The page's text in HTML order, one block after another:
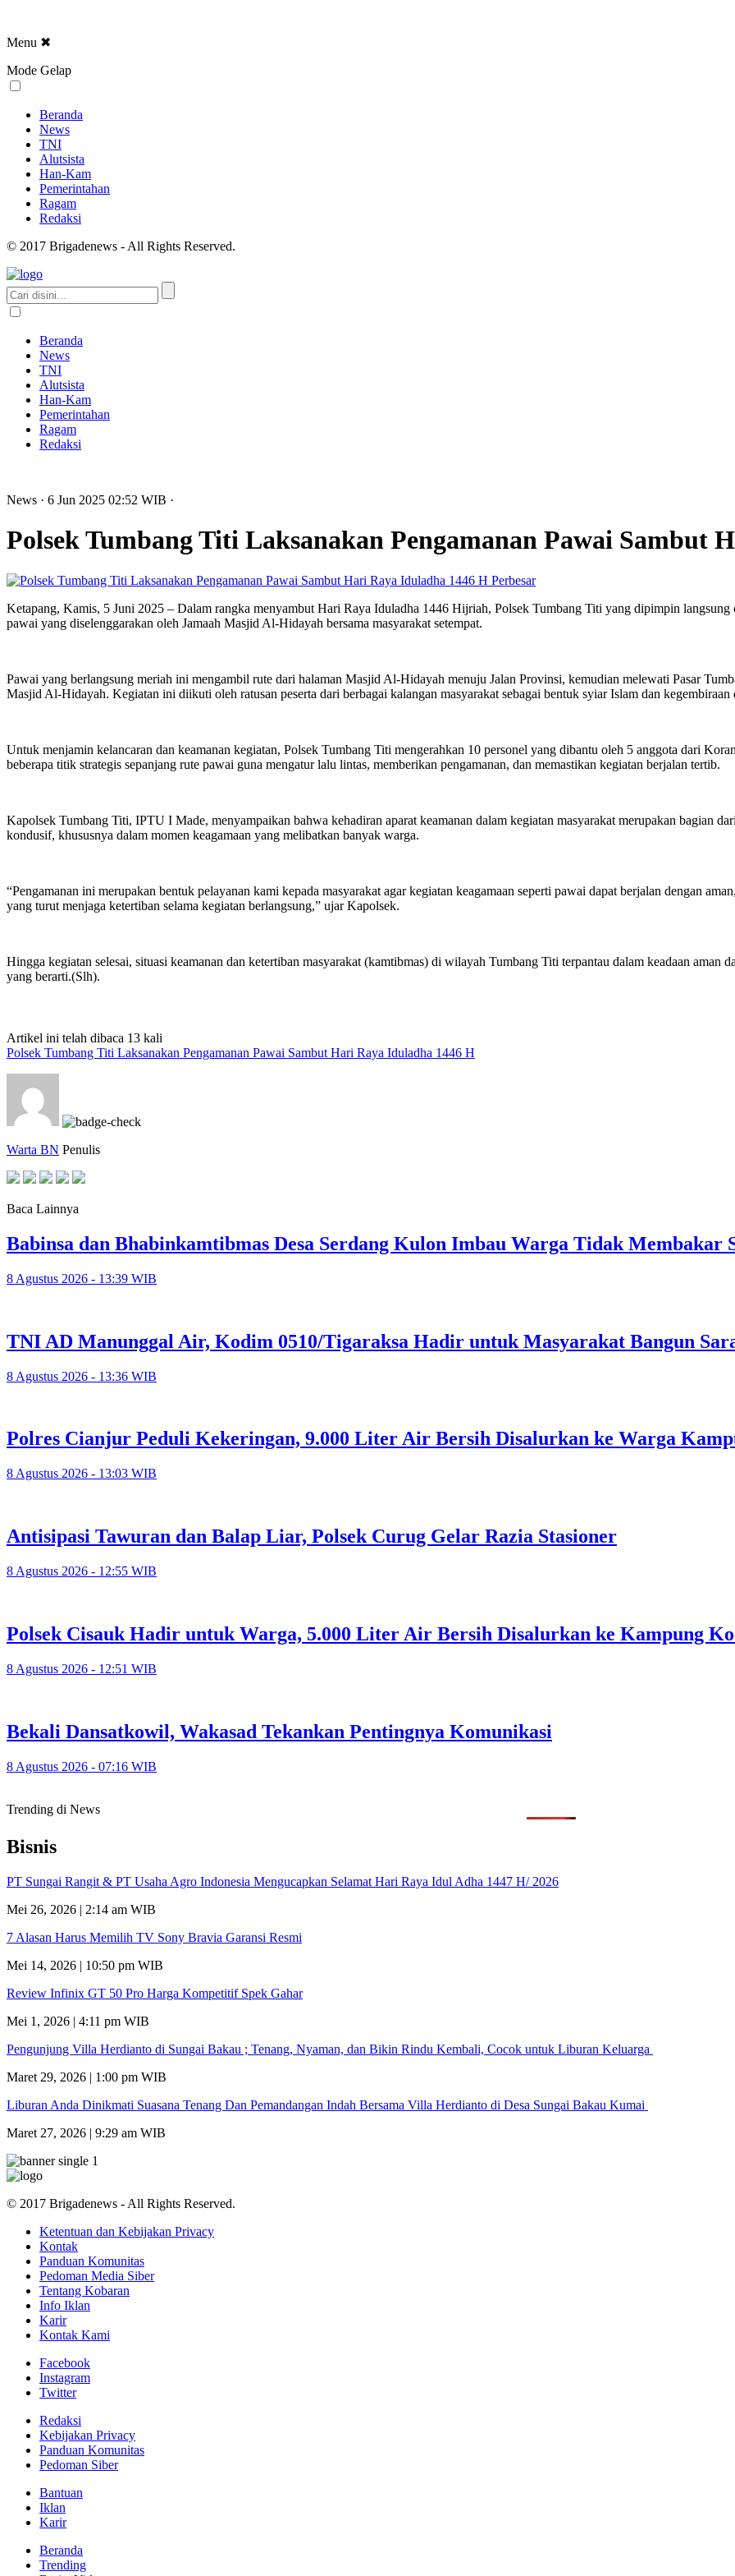
Menu ✖
Mode Gelap
Beranda
News
TNI
Alutsista
Han-Kam
Pemerintahan
Ragam
Redaksi
© 2017 Brigadenews - All Rights Reserved.
Beranda
News
TNI
Alutsista
Han-Kam
Pemerintahan
Ragam
Redaksi
News · 6 Jun 2025 02:52 WIB ·
Polsek Tumbang Titi Laksanakan Pengamanan Pawai Sambut
Perbesar
Ketapang, Kamis, 5 Juni 2025 – Dalam rangka menyambut Hari Raya Iduladha 1446 Hijriah, Polsek Tumbang Titi yang dipimpin
pawai yang diselenggarakan oleh Jamaah Masjid Al-Hidayah bersama masyarakat setempat.
Pawai yang berlangsung meriah ini mengambil rute dari halaman Masjid Al-Hidayah menuju Jalan Provinsi, kemudian melewati Pasar
Masjid Al-Hidayah. Kegiatan ini diikuti oleh ratusan peserta dari berbagai kalangan masyarakat sebagai bentuk syiar Islam dan kegembiraan
Untuk menjamin kelancaran dan keamanan kegiatan, Polsek Tumbang Titi mengerahkan 10 personel yang dibantu oleh 5 anggota dari
beberapa titik strategis sepanjang rute pawai guna mengatur lalu lintas, memberikan pengamanan, dan memastikan kegiatan berjalan tertib.
Kapolsek Tumbang Titi, IPTU I Made, menyampaikan bahwa kehadiran aparat keamanan dalam kegiatan masyarakat merupakan bagian
kondusif, khususnya dalam momen keagamaan yang melibatkan banyak warga.
“Pengamanan ini merupakan bentuk pelayanan kami kepada masyarakat agar kegiatan keagamaan seperti pawai dapat berjalan dengan
yang turut menjaga ketertiban selama kegiatan berlangsung,” ujar Kapolsek.
Hingga kegiatan selesai, situasi keamanan dan ketertiban masyarakat (kamtibmas) di wilayah Tumbang Titi terpantau dalam keadaan aman
yang berarti.(Slh).
Artikel ini telah dibaca 13 kali
Polsek Tumbang Titi Laksanakan Pengamanan Pawai Sambut Hari Raya Iduladha 1446 H
Warta BN Penulis
Baca Lainnya
Babinsa dan Bhabinkamtibmas Desa Serdang Kulon Imbau Warga Tidak Membakar
8 Agustus 2026 - 13:39 WIB
TNI AD Manunggal Air, Kodim 0510/Tigaraksa Hadir untuk Masyarakat Bangun
8 Agustus 2026 - 13:36 WIB
Polres Cianjur Peduli Kekeringan, 9.000 Liter Air Bersih Disalurkan ke Warga
8 Agustus 2026 - 13:03 WIB
Antisipasi Tawuran dan Balap Liar, Polsek Curug Gelar Razia Stasioner
8 Agustus 2026 - 12:55 WIB
Polsek Cisauk Hadir untuk Warga, 5.000 Liter Air Bersih Disalurkan ke Kampung
8 Agustus 2026 - 12:51 WIB
Bekali Dansatkowil, Wakasad Tekankan Pentingnya Komunikasi
8 Agustus 2026 - 07:16 WIB
Trending di News
Bisnis
PT Sungai Rangit & PT Usaha Agro Indonesia Mengucapkan Selamat Hari Raya Idul Adha 1447 H/ 2026
Mei 26, 2026 | 2:14 am WIB
7 Alasan Harus Memilih TV Sony Bravia Garansi Resmi
Mei 14, 2026 | 10:50 pm WIB
Review Infinix GT 50 Pro Harga Kompetitif Spek Gahar
Mei 1, 2026 | 4:11 pm WIB
Pengunjung Villa Herdianto di Sungai Bakau ; Tenang, Nyaman, dan Bikin Rindu Kembali, Cocok untuk Liburan Keluarga
Maret 29, 2026 | 1:00 pm WIB
Liburan Anda Dinikmati Suasana Tenang Dan Pemandangan Indah Bersama Villa Herdianto di Desa Sungai Bakau Kumai
Maret 27, 2026 | 9:29 am WIB
© 2017 Brigadenews - All Rights Reserved.
Ketentuan dan Kebijakan Privacy
Kontak
Panduan Komunitas
Pedoman Media Siber
Tentang Kobaran
Info Iklan
Karir
Kontak Kami
Facebook
Instagram
Twitter
Redaksi
Kebijakan Privacy
Panduan Komunitas
Pedoman Siber
Bantuan
Iklan
Karir
Beranda
Trending